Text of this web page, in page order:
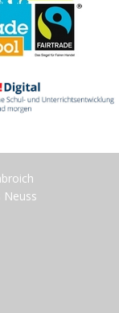
Neuss